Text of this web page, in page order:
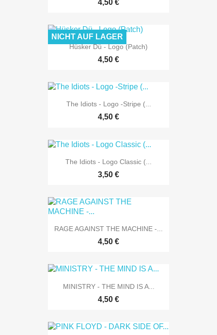
4,50 €
Hüsker Dü - Logo (Patch)
4,50 €
NICHT AUF LAGER
The Idiots - Logo -Stripe (...
4,50 €
The Idiots - Logo Classic (...
3,50 €
RAGE AGAINST THE MACHINE -...
4,50 €
MINISTRY - THE MIND IS A...
4,50 €